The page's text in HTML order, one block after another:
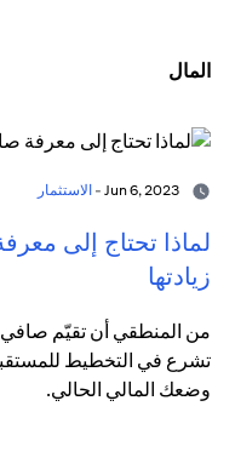
المال
الاستثمار
لماذا تحتاج إلى
زيادتها
من المنطقي أن تقيّم صافي
تشرع في التخطيط
وضعك المالي الحالي.